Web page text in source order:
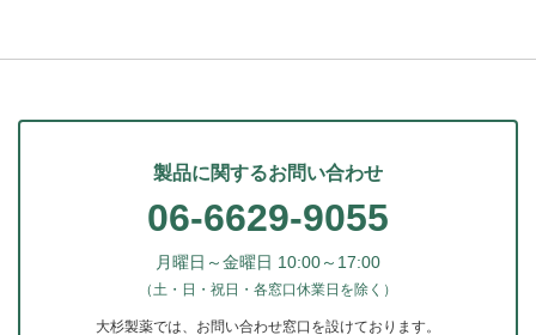
製品に関するお問い合わせ
06-6629-9055
月曜日～金曜日 10:00～17:00
（土・日・祝日・各窓口休業日を除く）
大杉製薬では、お問い合わせ窓口を設けております。